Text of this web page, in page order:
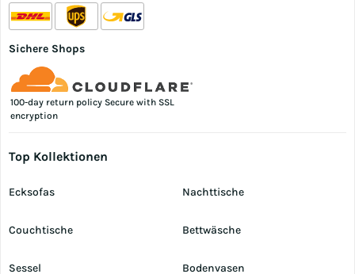
Sichere Shops
100-day return policy Secure with SSL
encryption
Top Kollektionen
Ecksofas
Couchtische
Sessel
Nachttische
Bettwäsche
Bodenvasen